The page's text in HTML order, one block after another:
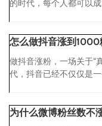
的时代，每个人都可以
怎么做抖音涨到
做抖音涨粉，一场关于“
代，抖音已经不仅仅是
为什么微博粉丝数不